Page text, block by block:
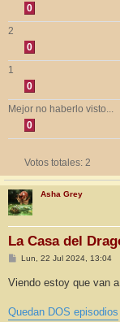
0
2
0
1
0
Mejor no haberlo visto...
0
Votos totales: 2
Asha Grey
La Casa del
M
s
e
Lun, 22 Jul 2024, 13:04
Viendo estoy que van
Quedan DOS episodios